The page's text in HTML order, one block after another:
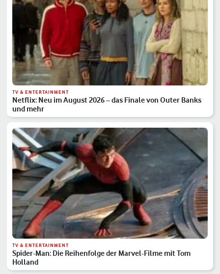
TV & ENTERTAINMENT
Netflix: Neu im August 2026 – das Finale von Outer Banks
und mehr
TV & ENTERTAINMENT
Spider-Man: Die Reihenfolge der Marvel-Filme mit Tom
Holland